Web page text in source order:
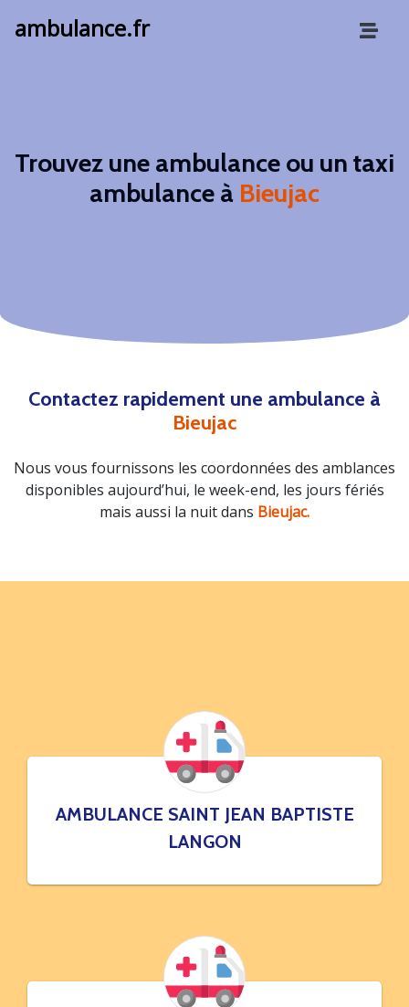
ambulance.fr
Trouvez une ambulance ou un taxi
ambulance à Bieujac
Contactez rapidement une ambulance à
Bieujac
Nous vous fournissons les coordonnées des amblances
disponibles aujourd’hui, le week-end, les jours fériés
mais aussi la nuit dans Bieujac.
AMBULANCE SAINT JEAN BAPTISTE
LANGON